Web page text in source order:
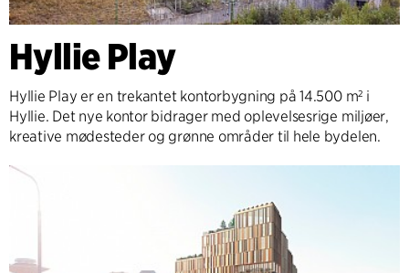
Hyllie Play
Hyllie Play er en trekantet kontorbygning på 14.500 m² i
Hyllie. Det nye kontor bidrager med oplevelsesrige miljøer,
kreative mødesteder og grønne områder til hele bydelen.